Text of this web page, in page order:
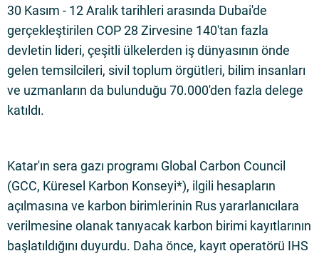
30 Kasım - 12 Aralık tarihleri arasında Dubai'de
gerçekleştirilen COP 28 Zirvesine 140'tan fazla
devletin lideri, çeşitli ülkelerden iş dünyasının önde
gelen temsilcileri, sivil toplum örgütleri, bilim insanları
ve uzmanların da bulunduğu 70.000'den fazla delege
katıldı.
Katar'ın sera gazı programı Global Carbon Council
(GCC, Küresel Karbon Konseyi*), ilgili hesapların
açılmasına ve karbon birimlerinin Rus yararlanıcılara
verilmesine olanak tanıyacak karbon birimi kayıtlarının
başlatıldığını duyurdu. Daha önce, kayıt operatörü IHS